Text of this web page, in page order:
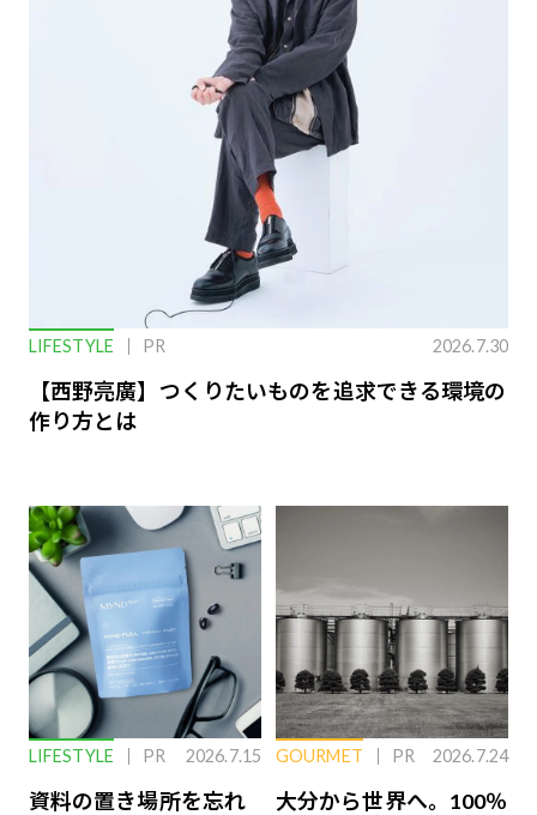
LIFESTYLE PR 2026.7.30
【西野亮廣】つくりたいものを追求できる環境の
作り方とは
LIFESTYLE PR 2026.7.15
資料の置き場所を忘れ
GOURMET PR 2026.7.24
大分から世界へ。100％